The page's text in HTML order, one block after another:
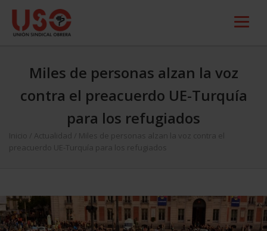
Miles de personas alzan la voz
contra el preacuerdo UE-Turquía
para los refugiados
Inicio Actualidad
Miles de personas alzan la voz contra el
preacuerdo UE-Turquía para los refugiados